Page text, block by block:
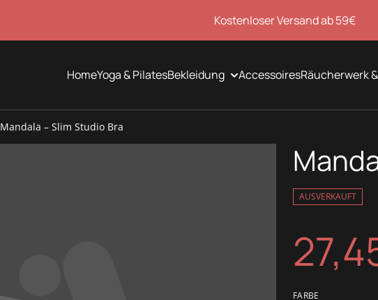
Kostenloser Versand ab 59€
HomeYoga & PilatesBekleidung AccessoiresRäucherwerk
Mandala – Slim Studio Bra
AUSVERKAUFT
FARBE